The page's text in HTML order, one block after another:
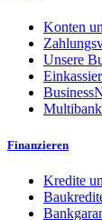
Konten
Unsere
Finanzieren
Kredite